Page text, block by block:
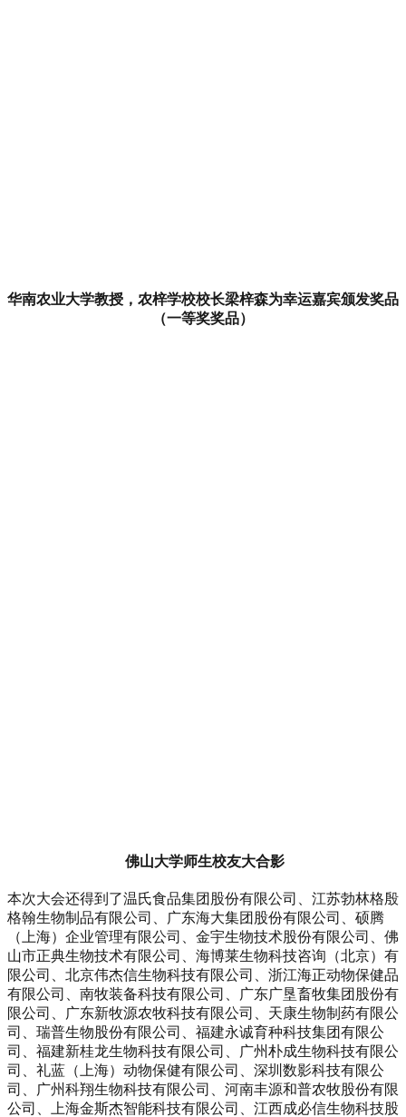
华南农业大学教授，农梓学校校长梁梓森为幸运嘉宾颁发奖品
（一等奖奖品）
佛山大学师生校友大合影
本次大会还得到了温氏食品集团股份有限公司、江苏勃林格殷
格翰生物制品有限公司、广东海大集团股份有限公司、硕腾
（上海）企业管理有限公司、金宇生物技术股份有限公司、佛
山市正典生物技术有限公司、海博莱生物科技咨询（北京）有
限公司、北京伟杰信生物科技有限公司、浙江海正动物保健品
有限公司、南牧装备科技有限公司、广东广垦畜牧集团股份有
限公司、广东新牧源农牧科技有限公司、天康生物制药有限公
司、瑞普生物股份有限公司、福建永诚育种科技集团有限公
司、福建新桂龙生物科技有限公司、广州朴成生物科技有限公
司、礼蓝（上海）动物保健有限公司、深圳数影科技有限公
司、广州科翔生物科技有限公司、河南丰源和普农牧股份有限
公司、上海金斯杰智能科技有限公司、江西成必信生物科技股